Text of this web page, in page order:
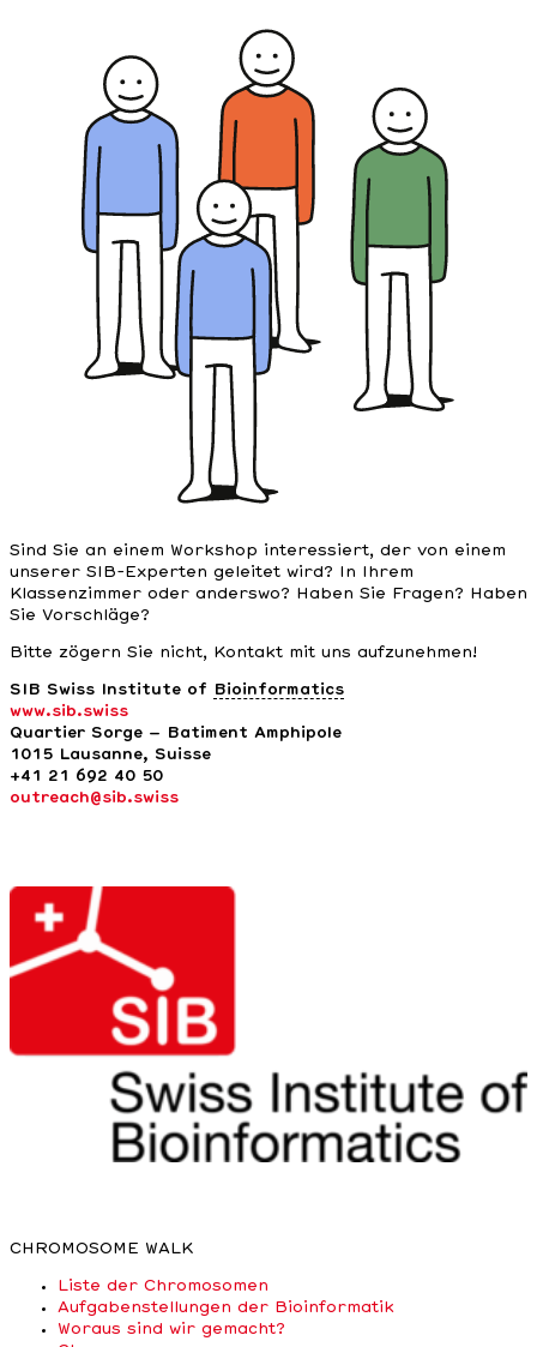
Sind Sie an einem Workshop interessiert, der von einem
unserer SIB-Experten geleitet wird? In Ihrem
Klassenzimmer oder anderswo? Haben Sie Fragen? Haben
Sie Vorschläge?
Bitte zögern Sie nicht, Kontakt mit uns aufzunehmen!
SIB Swiss Institute of
Bioinformatics
www.sib.swiss
Quartier Sorge – Batiment Amphipole
1015 Lausanne, Suisse
+41 21 692 40 50
outreach@sib.swiss
CHROMOSOME WALK
Liste der Chromosomen
Aufgabenstellungen der Bioinformatik
Woraus sind wir gemacht?